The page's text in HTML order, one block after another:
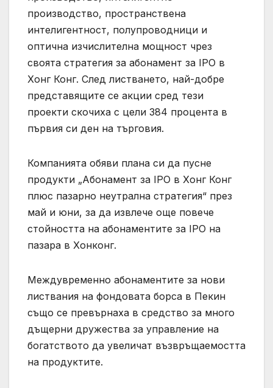
производство, пространствена
интелигентност, полупроводници и
оптична изчислителна мощност чрез
своята стратегия за абонамент за IPO в
Хонг Конг. След листването, най-добре
представящите се акции сред тези
проекти скочиха с цели 384 процента в
първия си ден на търговия.
Компанията обяви плана си да пусне
продукти „Абонамент за IPO в Хонг Конг
плюс пазарно неутрална стратегия“ през
май и юни, за да извлече още повече
стойността на абонаментите за IPO на
пазара в Хонконг.
Междувременно абонаментите за нови
листвания на фондовата борса в Пекин
също се превърнаха в средство за много
дъщерни дружества за управление на
богатството да увеличат възвръщаемостта
на продуктите.